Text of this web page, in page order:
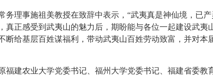
务理事施祖美教授在致辞中表示， “武夷真是神仙境，已
真正感受到武夷山的魅力后，期盼能与各位一起建设武夷
断给基层百姓谋福利，带动武夷山百姓劳动致富，并对本
福建农业大学党委书记、福州大学党委书记、福建省委教